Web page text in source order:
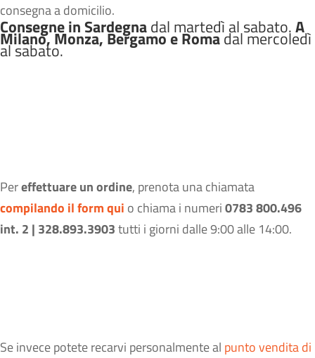
consegna a domicilio.
Consegne in Sardegnadal martedì al sabato.A
Milano, Monza, Bergamo e Romadal mercoledì
al sabato.
Pereffettuare un ordine, prenota una chiamata
compilando il form qui o chiama i numeri0783 800.496
int. 2 | 328.893.3903tutti i giorni dalle 9:00 alle 14:00.
Se invece potete recarvi personalmente al punto vendita di